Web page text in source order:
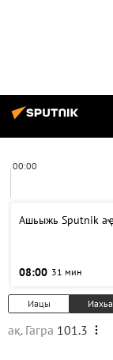
00:00
Ашьыжь Sputnik
08:00 31 мин
Иацы Иахьа
ақ. Гагра 101.3